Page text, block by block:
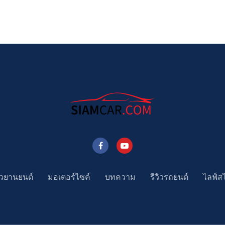
ยานยนต์ มอเตอร์ไซค์ บทความ รีวิวรถยนต์ ไลฟ์ส